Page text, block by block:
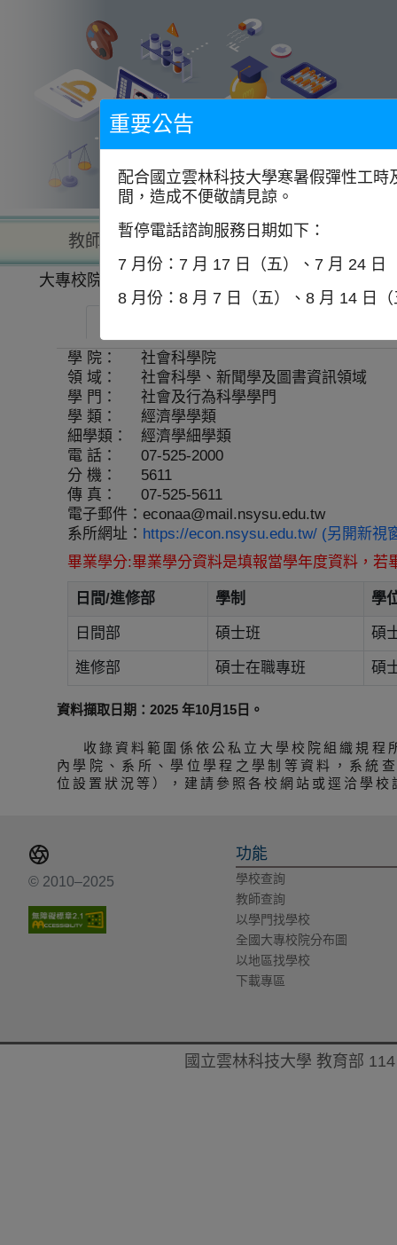
教師查詢 學校查詢
大專校院一覽表
學 院：
社會科學院
領 域：
社會科學、新聞學及圖書資訊領域
學 門：
社會及行為科學學門
學 類：
經濟學學類
細學類：
經濟學細學類
電 話：
07-525-2000
分 機：
5611
傳 真：
07-525-5611
電子郵件： econaa@mail.nsysu.edu.tw
系所網址： https://econ.nsysu.edu.tw/ (另開新視
畢業學分:畢業學分資料是填報當學年度資料，
日間/進修部 學制 學
日間部 碩士班 碩
進修部 碩士在職專班 碩
資料擷取日期：2025 年10月15日。
收錄資料範圍係依公私立大學校院組織規
內學院、系所、學位學程之學制等資料，系統
位設置狀況等），建請參照各校網站或逕洽學校
© 2010–2025
功能
學校查詢
教師查詢
以學門找學校
全國大專校院分布圖
以地區找學校
下載專區
國立雲林科技大學 教育部
重要公告
配合國立雲林科技大學寒暑假彈性工
間，造成不便敬請見諒。
暫停電話諮詢服務日期如下：
7 月份：7 月 17 日（五）、7 月 24 日
8 月份：8 月 7 日（五）、8 月 14 日（